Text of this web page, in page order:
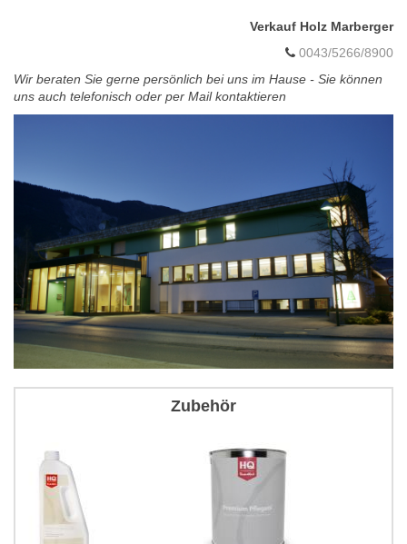
Verkauf Holz Marberger
0043/5266/8900
Wir beraten Sie gerne persönlich bei uns im Hause - Sie können
uns auch telefonisch oder per Mail kontaktieren
Zubehör